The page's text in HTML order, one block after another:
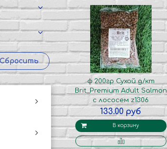
Сбросить
ф.200гр Сухой д/кт
Brit_Premium Adult Salmon
с лососем z1306
133.00 руб
В корзину